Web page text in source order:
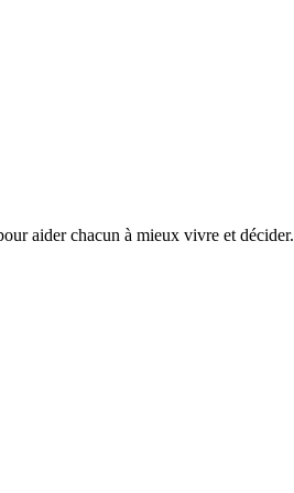
aider chacun à mieux vivre et décider.